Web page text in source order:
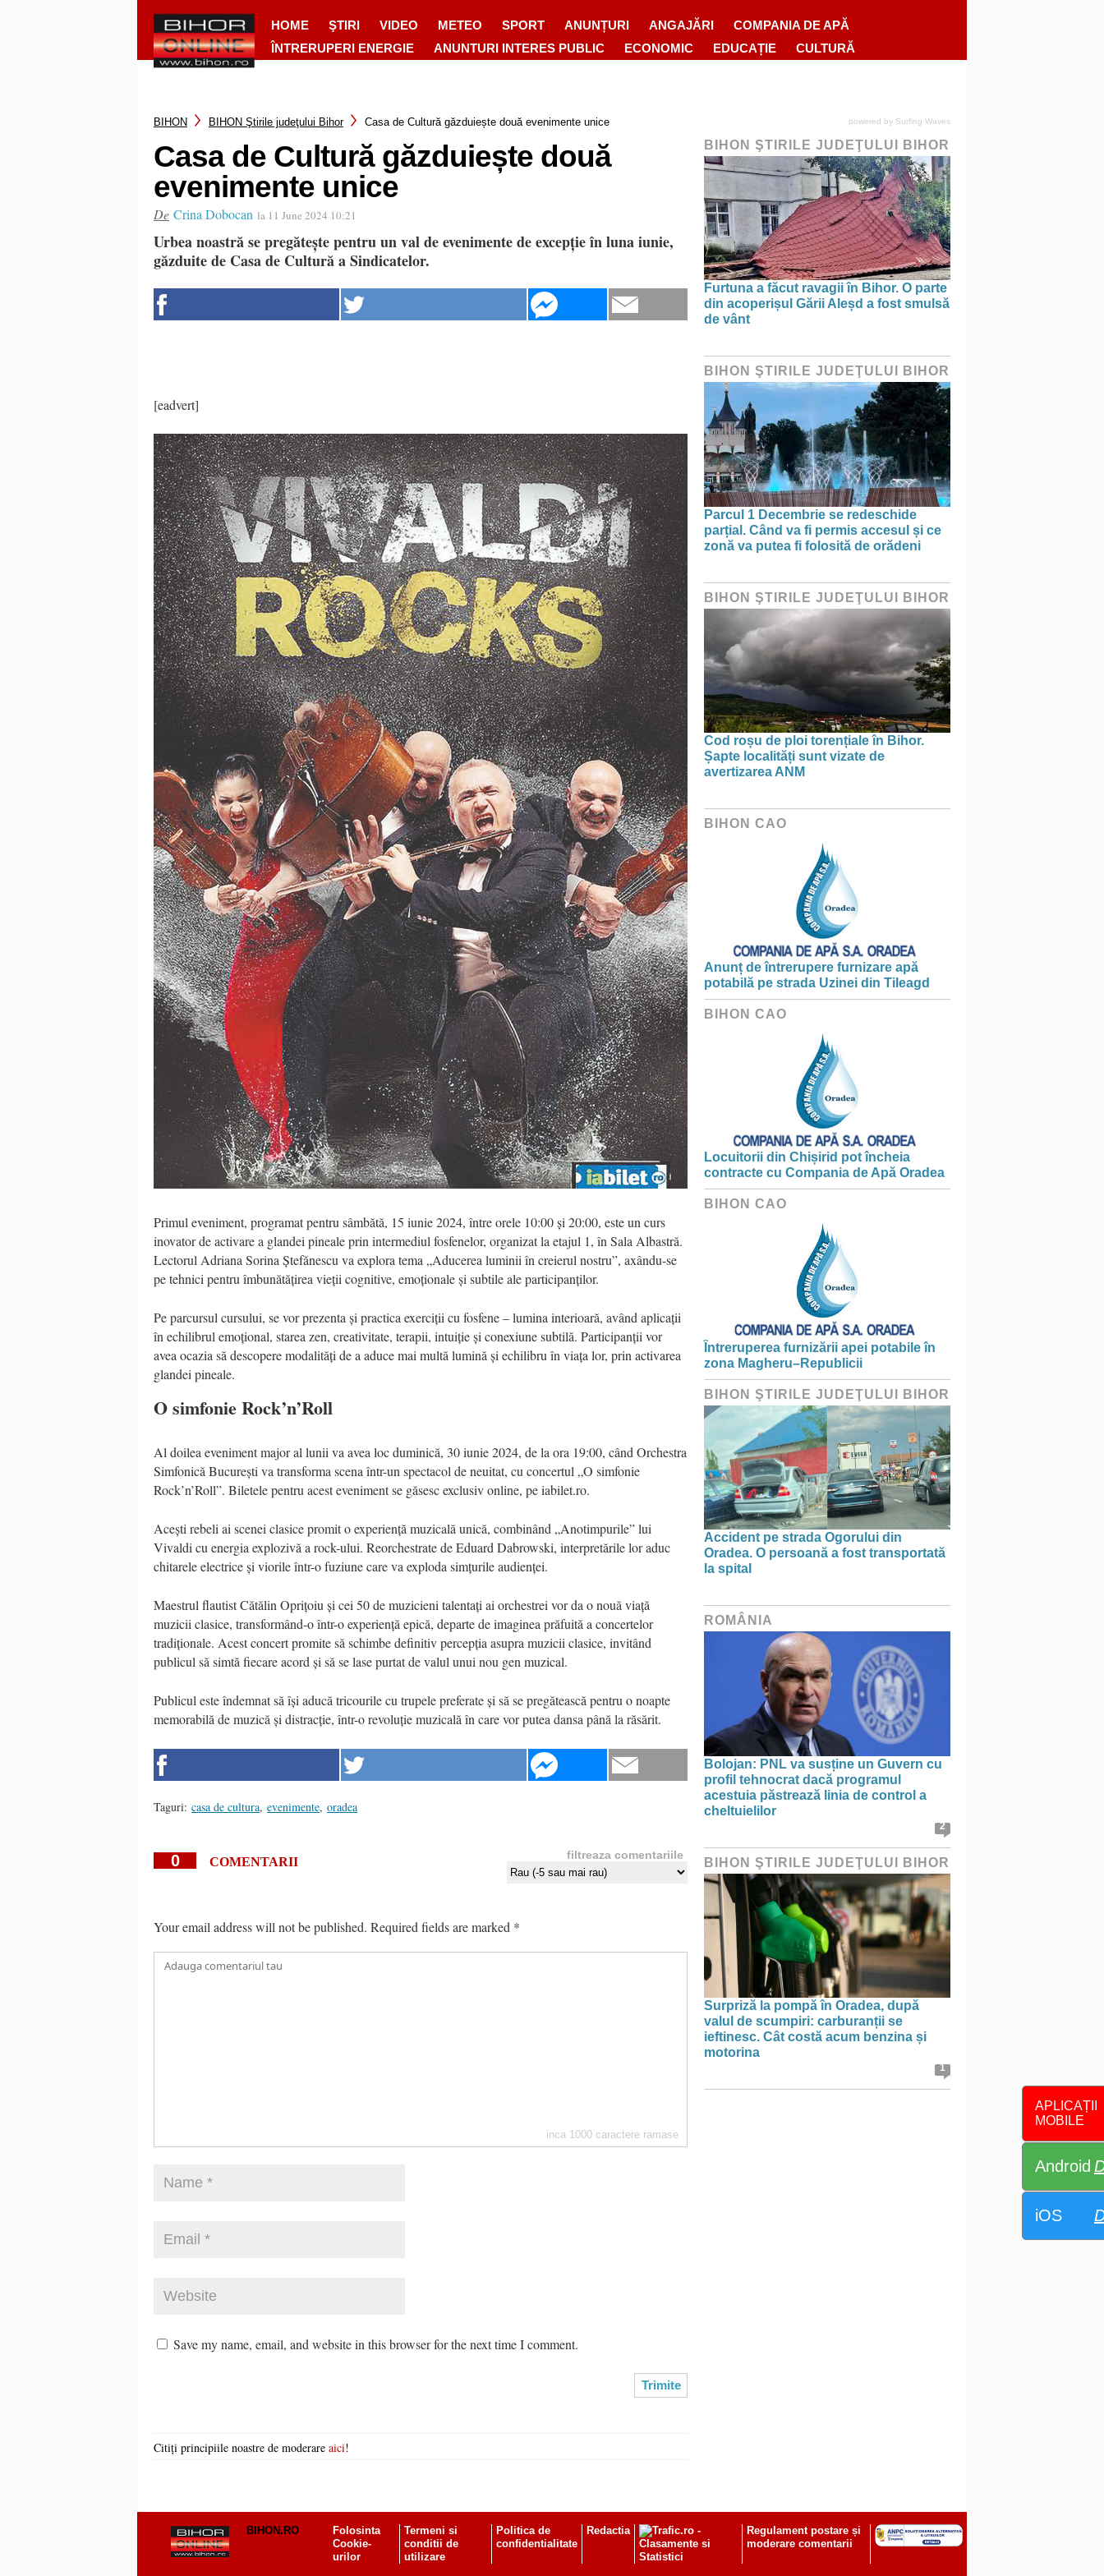
HOME ŞTIRI VIDEO METEO SPORT ANUNȚURI ANGAJĂRI
COMPANIA DE APĂ
ÎNTRERUPERI ENERGIE
ANUNTURI INTERES PUBLIC ECONOMIC EDUCAȚIE CULTURĂ
APLICAȚII
MOBILE
Android
iOS
BIHON BIHON Ştirile judeţului Bihor Casa de Cultură găzduiește două evenimente unice
Casa de Cultură găzduiește două
evenimente unice
De Crina Dobocan la 11 June 2024 10:21
Urbea noastră se pregătește pentru un val de evenimente de excepție în luna iunie,
găzduite de Casa de Cultură a Sindicatelor.
[eadvert]
Primul eveniment, programat pentru sâmbătă, 15 iunie 2024, între orele 10:00 și 20:00, este un curs
inovator de activare a glandei pineale prin intermediul fosfenelor, organizat la etajul 1, în Sala Albastră.
Lectorul Adriana Sorina Ștefănescu va explora tema „Aducerea luminii în creierul nostru”, axându-se
pe tehnici pentru îmbunătățirea vieții cognitive, emoționale și subtile ale participanților.
Pe parcursul cursului, se vor prezenta și practica exerciții cu fosfene – lumina interioară, având aplicații
în echilibrul emoțional, starea zen, creativitate, terapii, intuiție și conexiune subtilă. Participanții vor
avea ocazia să descopere modalități de a aduce mai multă lumină și echilibru în viața lor, prin activarea
glandei pineale.
O simfonie Rock’n’Roll
Al doilea eveniment major al lunii va avea loc duminică, 30 iunie 2024, de la ora 19:00, când Orchestra
Simfonică București va transforma scena într-un spectacol de neuitat, cu concertul „O simfonie
Rock’n’Roll”. Biletele pentru acest eveniment se găsesc exclusiv online, pe iabilet.ro.
Acești rebeli ai scenei clasice promit o experiență muzicală unică, combinând „Anotimpurile” lui
Vivaldi cu energia explozivă a rock-ului. Reorchestrate de Eduard Dabrowski, interpretările lor aduc
chitarele electrice și viorile într-o fuziune care va exploda simțurile audienței.
Maestrul flautist Cătălin Oprițoiu și cei 50 de muzicieni talentați ai orchestrei vor da o nouă viață
muzicii clasice, transformând-o într-o experiență epică, departe de imaginea prăfuită a concertelor
tradiționale. Acest concert promite să schimbe definitiv percepția asupra muzicii clasice, invitând
publicul să simtă fiecare acord și să se lase purtat de valul unui nou gen muzical.
Publicul este îndemnat să își aducă tricourile cu trupele preferate și să se pregătească pentru o noapte
memorabilă de muzică și distracție, într-o revoluție muzicală în care vor putea dansa până la răsărit.
Taguri: casa de cultura, evenimente, oradea
0 COMENTARII filtreaza comentariile
Your email address will not be published. Required fields are marked *
inca 1000 caractere ramase
Save my name, email, and website in this browser for the next time I comment.
Citiți principiile noastre de moderare aici!
powered by Surfing Waves
BIHON ŞTIRILE JUDEŢULUI BIHOR
Furtuna a făcut ravagii în Bihor. O parte
din acoperișul Gării Aleșd a fost smulsă
de vânt
BIHON ŞTIRILE JUDEŢULUI BIHOR
Parcul 1 Decembrie se redeschide
parțial. Când va fi permis accesul și ce
zonă va putea fi folosită de orădeni
BIHON ŞTIRILE JUDEŢULUI BIHOR
Cod roșu de ploi torențiale în Bihor.
Șapte localități sunt vizate de
avertizarea ANM
BIHON CAO
Anunț de întrerupere furnizare apă
potabilă pe strada Uzinei din Tileagd
BIHON CAO
Locuitorii din Chișirid pot încheia
contracte cu Compania de Apă Oradea
BIHON CAO
Întreruperea furnizării apei potabile în
zona Magheru–Republicii
BIHON ŞTIRILE JUDEŢULUI BIHOR
Accident pe strada Ogorului din
Oradea. O persoană a fost transportată
la spital
ROMÂNIA
Bolojan: PNL va susține un Guvern cu
profil tehnocrat dacă programul
acestuia păstrează linia de control a
cheltuielilor
2
BIHON ŞTIRILE JUDEŢULUI BIHOR
Surpriză la pompă în Oradea, după
valul de scumpiri: carburanții se
ieftinesc. Cât costă acum benzina și
motorina
1
BIHON.RO
Folosinta
Cookie-
urilor
Termeni si
conditii de
utilizare
Politica de
confidentialitate
Redactia
Regulament postare și
moderare comentarii